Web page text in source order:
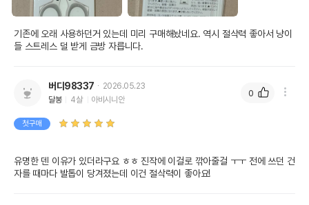
기존에 오래 사용하던거 있는데 미리 구매해놨네요. 역시 절삭력 좋아서 냥이
들 스트레스 덜 받게 금방 자릅니다.
버디98337
2026.05.23
달봉
4살 아비시니안
첫구매
유명한 덴 이유가 있더라구요 ㅎㅎ 진작에 이걸로 깎아줄걸 ㅜㅜ 전에 쓰던 건
자를 때마다 발톱이 당겨졌는데 이건 절삭력이 좋아요!
0